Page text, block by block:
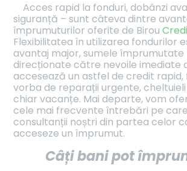
Acces rapid la fonduri, dobânzi
siguranță – sunt câteva dintre
împrumuturilor oferite de Birou
Flexibilitatea în utilizarea fondurilor
avantaj major, sumele împrumutate
direcționate către nevoile imediate
accesează un astfel de credit rapid,
vorba de reparații urgente,
chiar vacanțe. Mai departe, vom
cele mai frecvente întrebări pe
consultanții noștri din partea celor
acceseze un împrumut.
Câți bani pot